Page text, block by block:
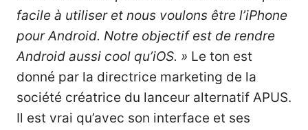
facile à utiliser et nous voulons être l’iPhone
pour Android. Notre objectif est de rendre
Android aussi cool qu’iOS. » Le ton est
donné par la directrice marketing de la
société créatrice du lanceur alternatif APUS.
Il est vrai qu’avec son interface et ses